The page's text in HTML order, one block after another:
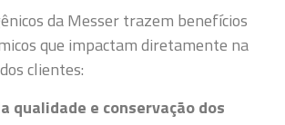
da Messer trazem benefícios
que impactam diretamente na
clientes:
qualidade e conservação dos